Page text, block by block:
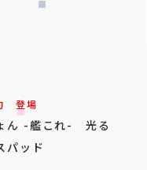
登場
ん -艦これ- 光る
パッド